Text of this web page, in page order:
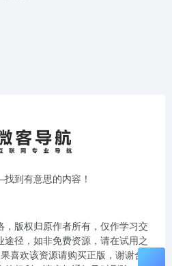
到有意思的内容！
，版权归原作者所有，仅作学习交
径，如非免费资源，请在试用之
喜欢该资源请购买正版，谢谢合